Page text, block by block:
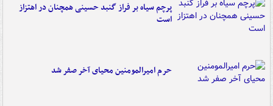
پرچم سیاه بر فراز گنبد حسینی همچنان در اهتزاز
است
حرم امیرالمومنین محیای آخر صفر شد